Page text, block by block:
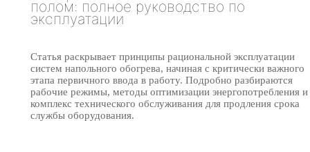
полом: полное руководство по
эксплуатации
Статья раскрывает принципы рациональной эксплуатации
систем напольного обогрева, начиная с критически важного
этапа первичного ввода в работу. Подробно разбираются
рабочие режимы, методы оптимизации энергопотребления и
комплекс технического обслуживания для продления срока
службы оборудования.